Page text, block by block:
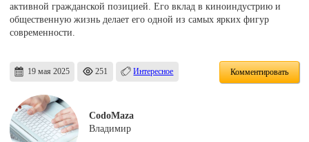
активной гражданской позицией. Его вклад в киноиндустрию и
общественную жизнь делает его одной из самых ярких фигур
современности.
19 мая 2025 251 Интересное Комментировать
CodoMaza
Владимир